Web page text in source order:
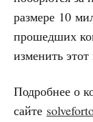
размере 10
прошедших
изменить
Подробнее о
сайте